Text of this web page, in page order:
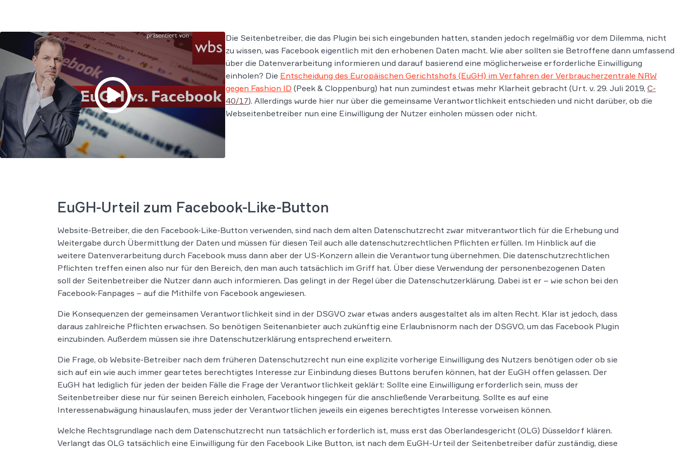
Die Seitenbetreiber, die das Plugin bei sich eingebunden hatten, standen jedoch regelmäßig vor dem Dilemma, nicht
zu wissen, was Facebook eigentlich mit den erhobenen Daten macht. Wie aber sollten sie Betroffene dann umfassend
über die Datenverarbeitung informieren und darauf basierend eine möglicherweise erforderliche Einwilligung
einholen? Die Entscheidung des Europäischen Gerichtshofs (EuGH) im Verfahren der Verbraucherzentrale NRW
gegen Fashion ID (Peek & Cloppenburg) hat nun zumindest etwas mehr Klarheit gebracht (Urt. v. 29. Juli 2019, C-
40/17). Allerdings wurde hier nur über die gemeinsame Verantwortlichkeit entschieden und nicht darüber, ob die
Webseitenbetreiber nun eine Einwilligung der Nutzer einholen müssen oder nicht.
EuGH-Urteil zum Facebook-Like-Button
Website-Betreiber, die den Facebook-Like-Button verwenden, sind nach dem alten Datenschutzrecht zwar mitverantwortlich für die Erhebung und
Weitergabe durch Übermittlung der Daten und müssen für diesen Teil auch alle datenschutzrechtlichen Pflichten erfüllen. Im Hinblick auf die
weitere Datenverarbeitung durch Facebook muss dann aber der US-Konzern allein die Verantwortung übernehmen. Die datenschutzrechtlichen
Pflichten treffen einen also nur für den Bereich, den man auch tatsächlich im Griff hat. Über diese Verwendung der personenbezogenen Daten
soll der Seitenbetreiber die Nutzer dann auch informieren. Das gelingt in der Regel über die Datenschutzerklärung. Dabei ist er – wie schon bei den
Facebook-Fanpages – auf die Mithilfe von Facebook angewiesen.
Die Konsequenzen der gemeinsamen Verantwortlichkeit sind in der DSGVO zwar etwas anders ausgestaltet als im alten Recht. Klar ist jedoch, dass
daraus zahlreiche Pflichten erwachsen. So benötigen Seitenanbieter auch zukünftig eine Erlaubnisnorm nach der DSGVO, um das Facebook Plugin
einzubinden. Außerdem müssen sie ihre Datenschutzerklärung entsprechend erweitern.
Die Frage, ob Website-Betreiber nach dem früheren Datenschutzrecht nun eine explizite vorherige Einwilligung des Nutzers benötigen oder ob sie
sich auf ein wie auch immer geartetes berechtigtes Interesse zur Einbindung dieses Buttons berufen können, hat der EuGH offen gelassen. Der
EuGH hat lediglich für jeden der beiden Fälle die Frage der Verantwortlichkeit geklärt: Sollte eine Einwilligung erforderlich sein, muss der
Seitenbetreiber diese nur für seinen Bereich einholen, Facebook hingegen für die anschließende Verarbeitung. Sollte es auf eine
Interessenabwägung hinauslaufen, muss jeder der Verantwortlichen jeweils ein eigenes berechtigtes Interesse vorweisen können.
Welche Rechtsgrundlage nach dem Datenschutzrecht nun tatsächlich erforderlich ist, muss erst das Oberlandesgericht (OLG) Düsseldorf klären.
Verlangt das OLG tatsächlich eine Einwilligung für den Facebook Like Button, ist nach dem EuGH-Urteil der Seitenbetreiber dafür zuständig, diese